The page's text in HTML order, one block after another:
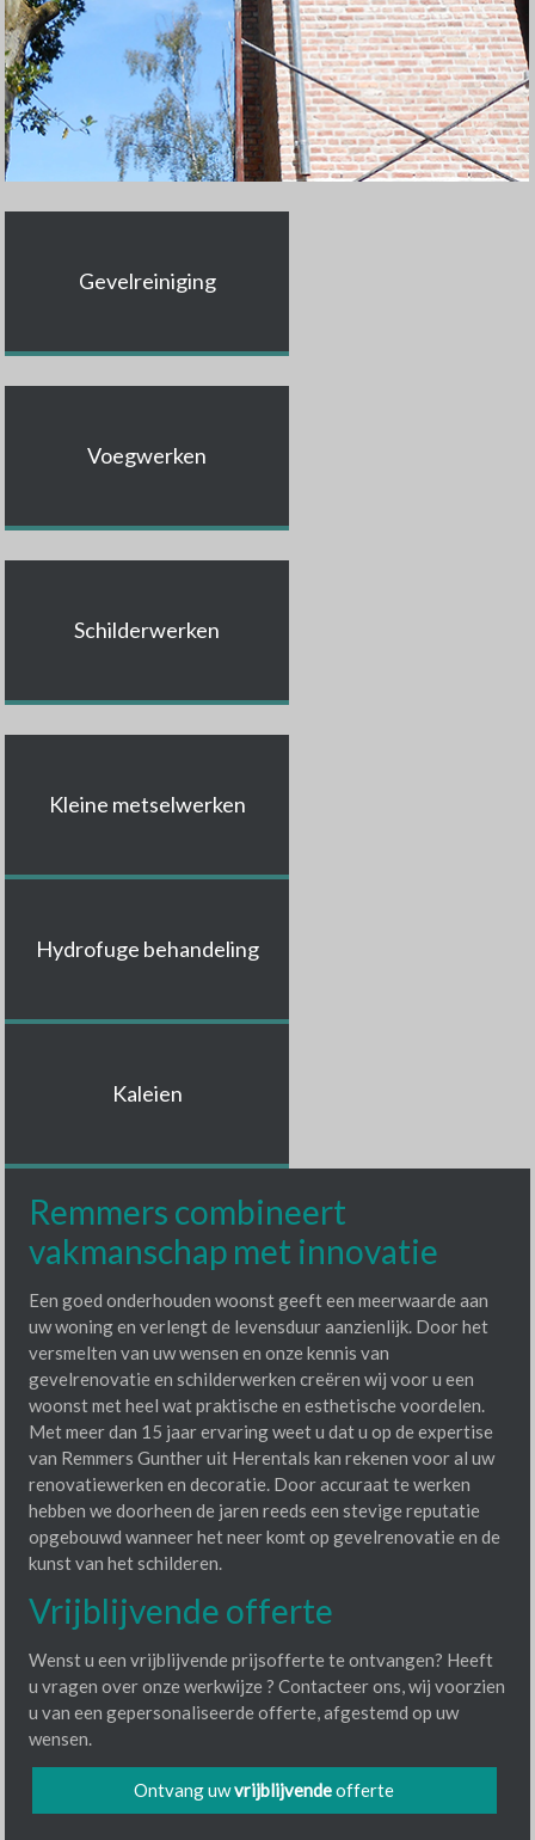
Gevelreiniging
Voegwerken
Schilderwerken
Kleine metselwerken
Hydrofuge behandeling
Kaleien
Remmers combineert
vakmanschap met innovatie
Een goed onderhouden woonst geeft een meerwaarde aan
uw woning en verlengt de levensduur aanzienlijk. Door het
versmelten van uw wensen en onze kennis van
gevelrenovatie en schilderwerken creëren wij voor u een
woonst met heel wat praktische en esthetische voordelen.
Met meer dan 15 jaar ervaring weet u dat u op de expertise
van Remmers Gunther uit Herentals kan rekenen voor al uw
renovatiewerken en decoratie. Door accuraat te werken
hebben we doorheen de jaren reeds een stevige reputatie
opgebouwd wanneer het neer komt op gevelrenovatie en de
kunst van het schilderen.
Vrijblijvende offerte
Wenst u een vrijblijvende prijsofferte te ontvangen? Heeft
u vragen over onze werkwijze ? Contacteer ons, wij voorzien
u van een gepersonaliseerde offerte, afgestemd op uw
wensen.
Ontvang uwvrijblijvendeofferte